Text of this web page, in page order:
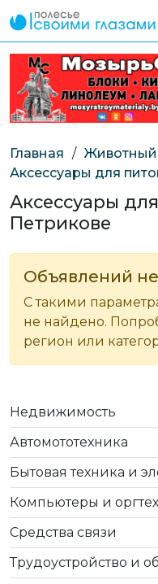
Главная / Животный
Аксессуары для
Аксессуары
Петрикове
Объявлений
С такими
не найдено.
регион или
Недвижимость
Автомототехника
Бытовая техника и
Компьютеры и
Средства связи
Трудоустройство и